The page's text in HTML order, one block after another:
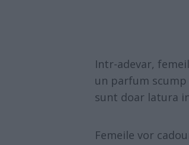
Intr-adevar,
un parfum scump
sunt doar latura
Femeile vor